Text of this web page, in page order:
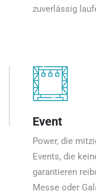
zuverlässig
Event
Power, die
Events, die
garantieren
Messe oder